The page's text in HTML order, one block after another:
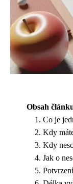
Obsah
Co je
Kdy
Kdy
Jak o